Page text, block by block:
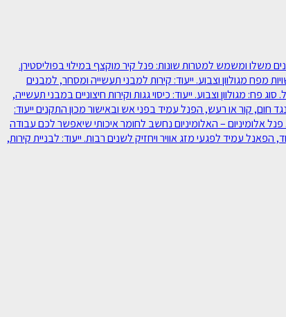
או אלומיניום. לכל סוג יש מאפיינים משלו ומשמש למטרות שונות: פנל קיר מוקצף במילוי בפוליסטירן.
מפח מגולוון וצבוע. ייעוד: קירות למבני תעשייה ומסחר, למבנים
במילוי פוליסטירן – פרופיל הפח העליון עשוי 5 טרפזים המקנים חוזק רב לפאנל. סוג פח: מגולוון וצבוע. ייעוד: כיסוי גגות וקירות חיצוניים במבני תעשייה,
חום, קור או רעש, הפנל עמיד בפני אש ובאישור מכון התקנים ייעוד:
אלומיניום – האלומיניום נחשב לחומר איכותי שיאפשר לכם עבודה
עמיד לפגעי מזג אוויר ויחזיק לשנים רבות. ייעוד: לבניית קירות,